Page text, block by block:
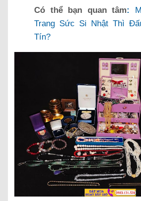
Có thể bạn quan tâm:
Trang Sức Si Nhật Thì
Tín?